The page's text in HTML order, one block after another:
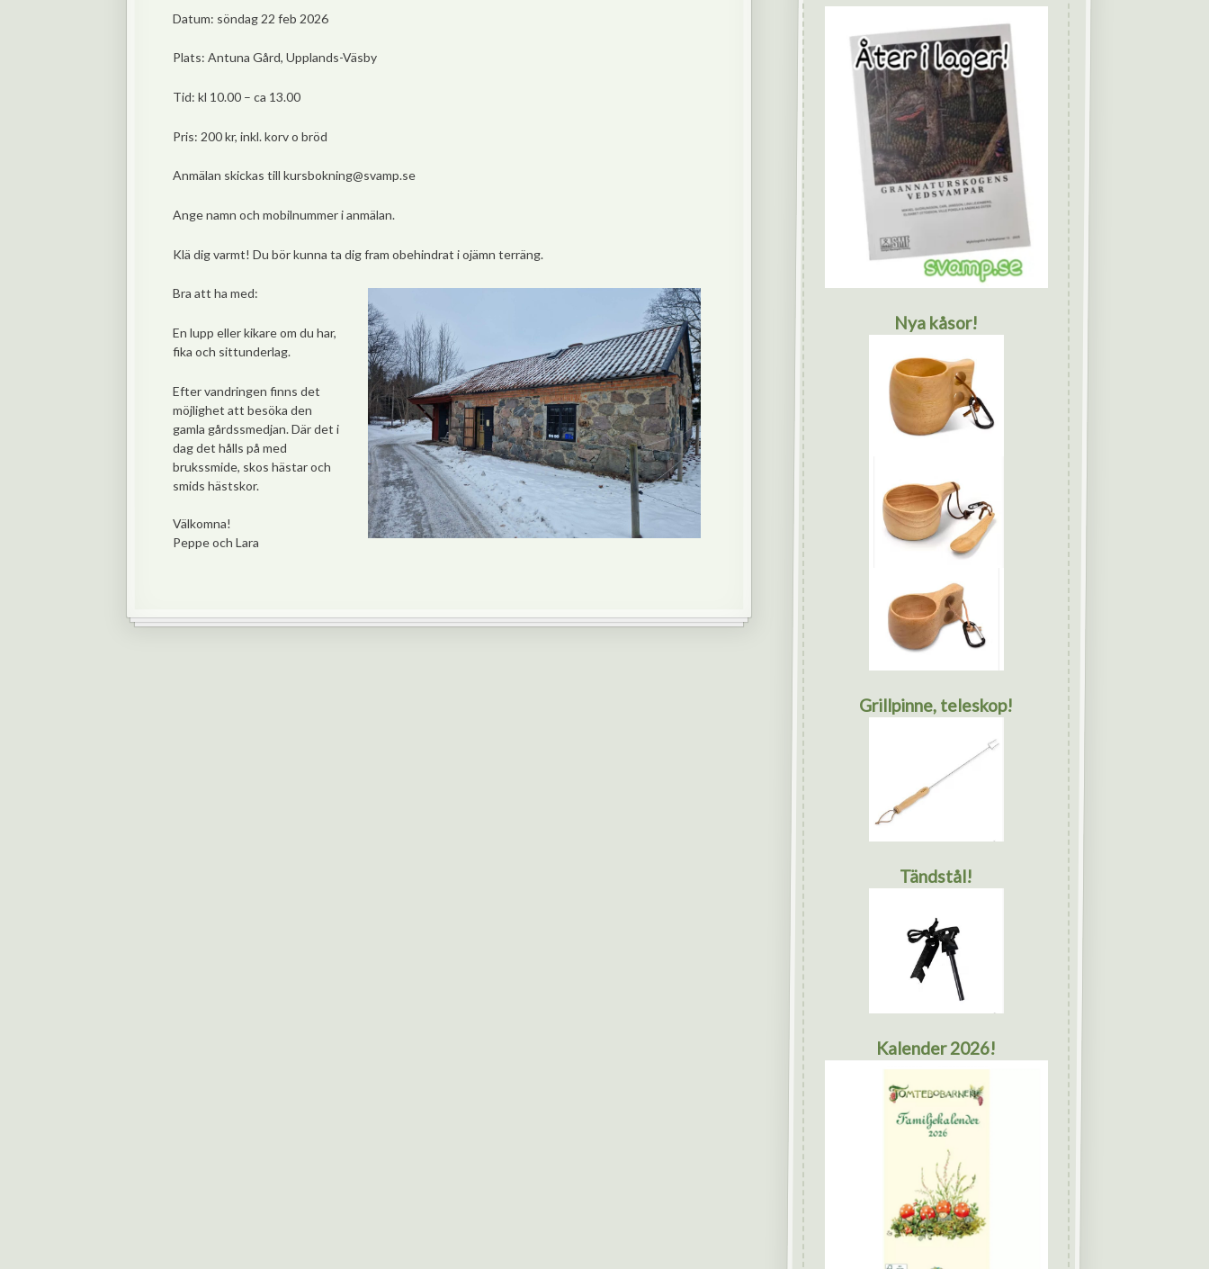
Datum: söndag 22 feb 2026
Plats: Antuna Gård, Upplands-Väsby
Tid: kl 10.00 – ca 13.00
Pris: 200 kr, inkl. korv o bröd
Anmälan skickas till kursbokning@svamp.se
Ange namn och mobilnummer i anmälan.
Klä dig varmt! Du bör kunna ta dig fram obehindrat i ojämn terräng.
Bra att ha med:
En lupp eller kikare om du har,
fika och sittunderlag.
Efter vandringen finns det
möjlighet att besöka den
gamla gårdssmedjan. Där det i
dag det hålls på med
brukssmide, skos hästar och
smids hästskor.
Välkomna!
Peppe och Lara
Nya kåsor!
Grillpinne, teleskop!
Tändstål!
Kalender 2026!